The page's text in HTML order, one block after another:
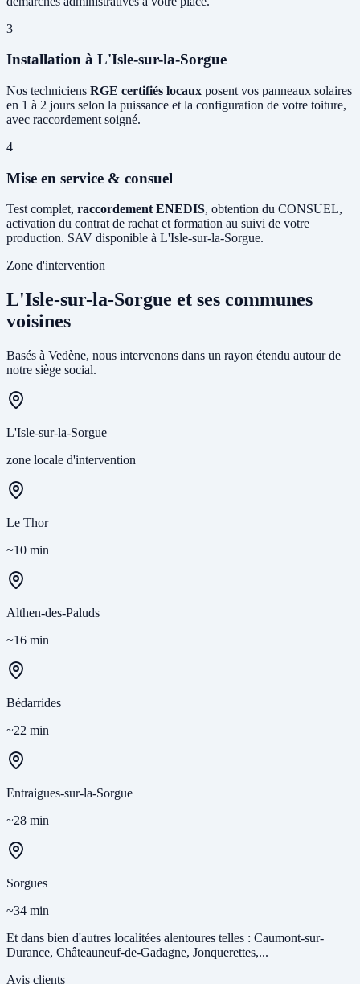
3
Installation à L'Isle-sur-la-Sorgue
Nos techniciens RGE certifiés locaux posent vos panneaux solaires
en 1 à 2 jours selon la puissance et la configuration de votre toiture,
avec raccordement soigné.
4
Mise en service & consuel
Test complet, raccordement ENEDIS, obtention du CONSUEL,
activation du contrat de rachat et formation au suivi de votre
production. SAV disponible à L'Isle-sur-la-Sorgue.
Zone d'intervention
L'Isle-sur-la-Sorgue et ses communes
voisines
Basés à Vedène, nous intervenons dans un rayon étendu autour de
notre siège social.
L'Isle-sur-la-Sorgue
zone locale d'intervention
Le Thor
~10 min
Althen-des-Paluds
~16 min
Bédarrides
~22 min
Entraigues-sur-la-Sorgue
~28 min
Sorgues
~34 min
Et dans bien d'autres localitées alentoures telles : Caumont-sur-
Durance, Châteauneuf-de-Gadagne, Jonquerettes,...
Avis clients